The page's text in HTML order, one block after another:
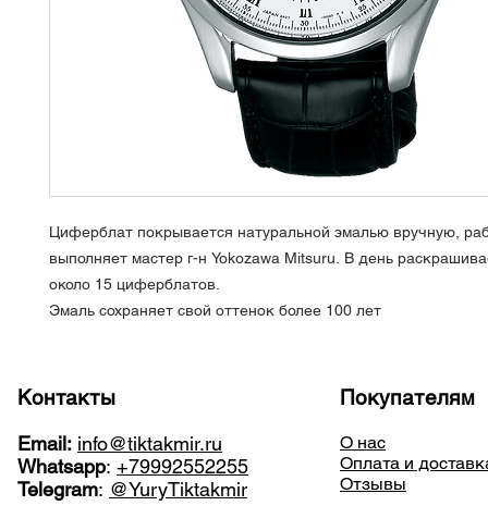
Циферблат покрывается натуральной эмалью вручную,
выполняет мастер г-н Yokozawa Mitsuru. В день
около 15 циферблатов.
Эмаль сохраняет свой оттенок более 100 лет
Контакты
Email: info@tiktakmir.ru
Whatsapp: +79992552255
Telegram: @YuryTiktakmir
Покупателям
О нас
Оплата и
Отзывы